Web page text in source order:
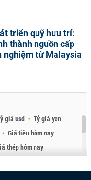
triển quỹ hưu trí:
thành nguồn cấp
nghiệm từ Malaysia
giá usd
Tỷ giá yen
Giá tiêu hôm nay
thép hôm nay